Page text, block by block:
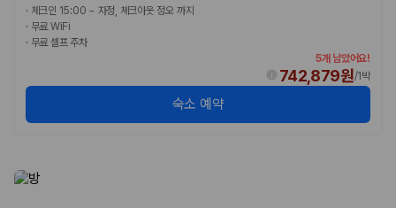
3. 제주공항 접근성과 셔틀 조건을 함께 확인하세요
제주 렌트카는 차량 인수 위치와 셔틀 편의성에 따라 실제 이용 만족도가
달라집니다. 공항에서 렌트카 사무실까지의 이동 조건을 가격과 함께 비교
하는 것이 좋습니다.
제주도 렌트카 차종별 가격비교
경차·소형차
혼자 또는 2인 여행에 적합하며 제주 렌트카 최저가를 찾는 사용자
· 체크인 15:00 ~ 자정, 체크아웃 정오 까지
· 무료 WiFi
· 무료 셀프 주차
5개 남았어요!
742,879원/1박
숙소 예약